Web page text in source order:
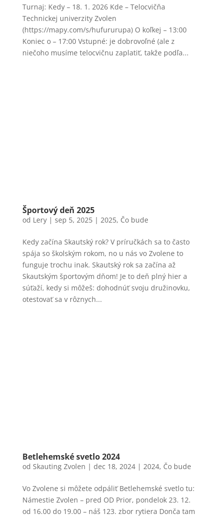
Turnaj: Kedy – 18. 1. 2026 Kde – Telocvičňa
Technickej univerzity Zvolen
(https://mapy.com/s/hufururupa) O koľkej – 13:00
Koniec o – 17:00 Vstupné: je dobrovoľné (ale z
niečoho musíme telocvičnu zaplatiť, takže podľa...
Športový deň 2025
od Lery| sep 5, 2025| 2025, Čo bude
Kedy začína Skautský rok? V príručkách sa to často
spája so školským rokom, no u nás vo Zvolene to
funguje trochu inak. Skautský rok sa začína až
Skautským športovým dňom! Je to deň plný hier a
súťaží, kedy si môžeš: dohodnúť svoju družinovku,
otestovať sa v rôznych...
Betlehemské svetlo 2024
od Skauting Zvolen | dec 18, 2024| 2024, Čo bude
Vo Zvolene si môžete odpáliť Betlehemské svetlo tu:
Námestie Zvolen – pred OD Prior, pondelok 23. 12.
od 16.00 do 19.00 – náš 123. zbor rytiera Donča tam